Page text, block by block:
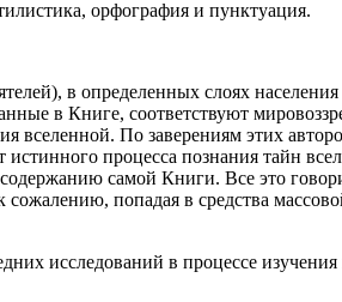
орфография и пунктуация.
в определенных слоях
в Книге, соответствуют
вселенной. По заверениям этих
истинного процесса познания тайн
самой Книги. Все это
попадая в средства
исследований в процессе